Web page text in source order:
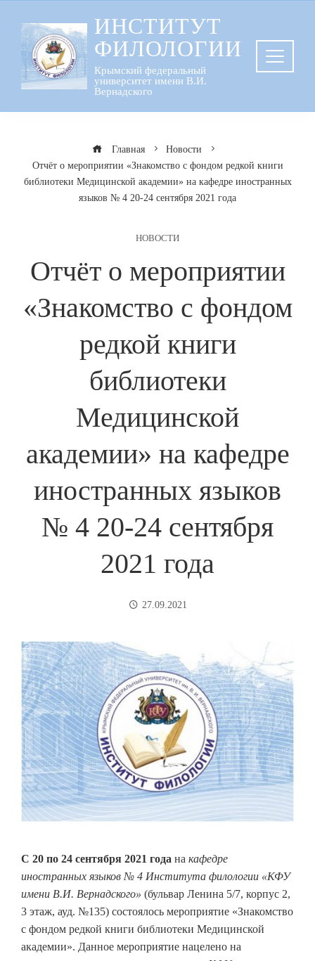
содержанию
ИНСТИТУТ
ФИЛОЛОГИИ
Крымский федеральный
университет имени В.И.
Вернадского
Главная
Новости
Отчёт о мероприятии «Знакомство с фондом редкой книги
библиотеки Медицинской академии» на кафедре иностранных
языков № 4 20-24 сентября 2021 года
НОВОСТИ
Отчёт о мероприятии
«Знакомство с фондом
редкой книги
библиотеки
Медицинской
академии» на кафедре
иностранных языков
№ 4 20-24 сентября
2021 года
27.09.2021
С 20 по 24 сентября 2021 года на кафедре
иностранных языков № 4 Института филологии «КФУ
имени В.И. Вернадского» (бульвар Ленина 5/7, корпус 2,
3 этаж, ауд. №135) состоялось мероприятие «Знакомство
с фондом редкой книги библиотеки Медицинской
академии». Данное мероприятие нацелено на